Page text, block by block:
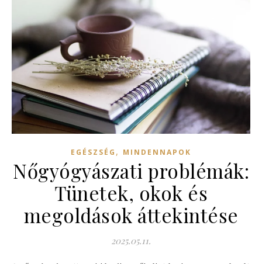
EGÉSZSÉG , MINDENNAPOK
Nőgyógyászati problémák:
Tünetek, okok és
megoldások áttekintése
2025.05.11.